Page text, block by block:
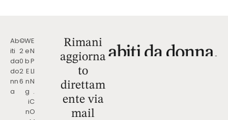
Ab
iti
da
do
nn
a
©
2
0
2
6
W
e
b
E
n
g
i
n
E
N
P
LI
N
.
C
O
Rimani
aggiorna
to
direttam
ente via
mail